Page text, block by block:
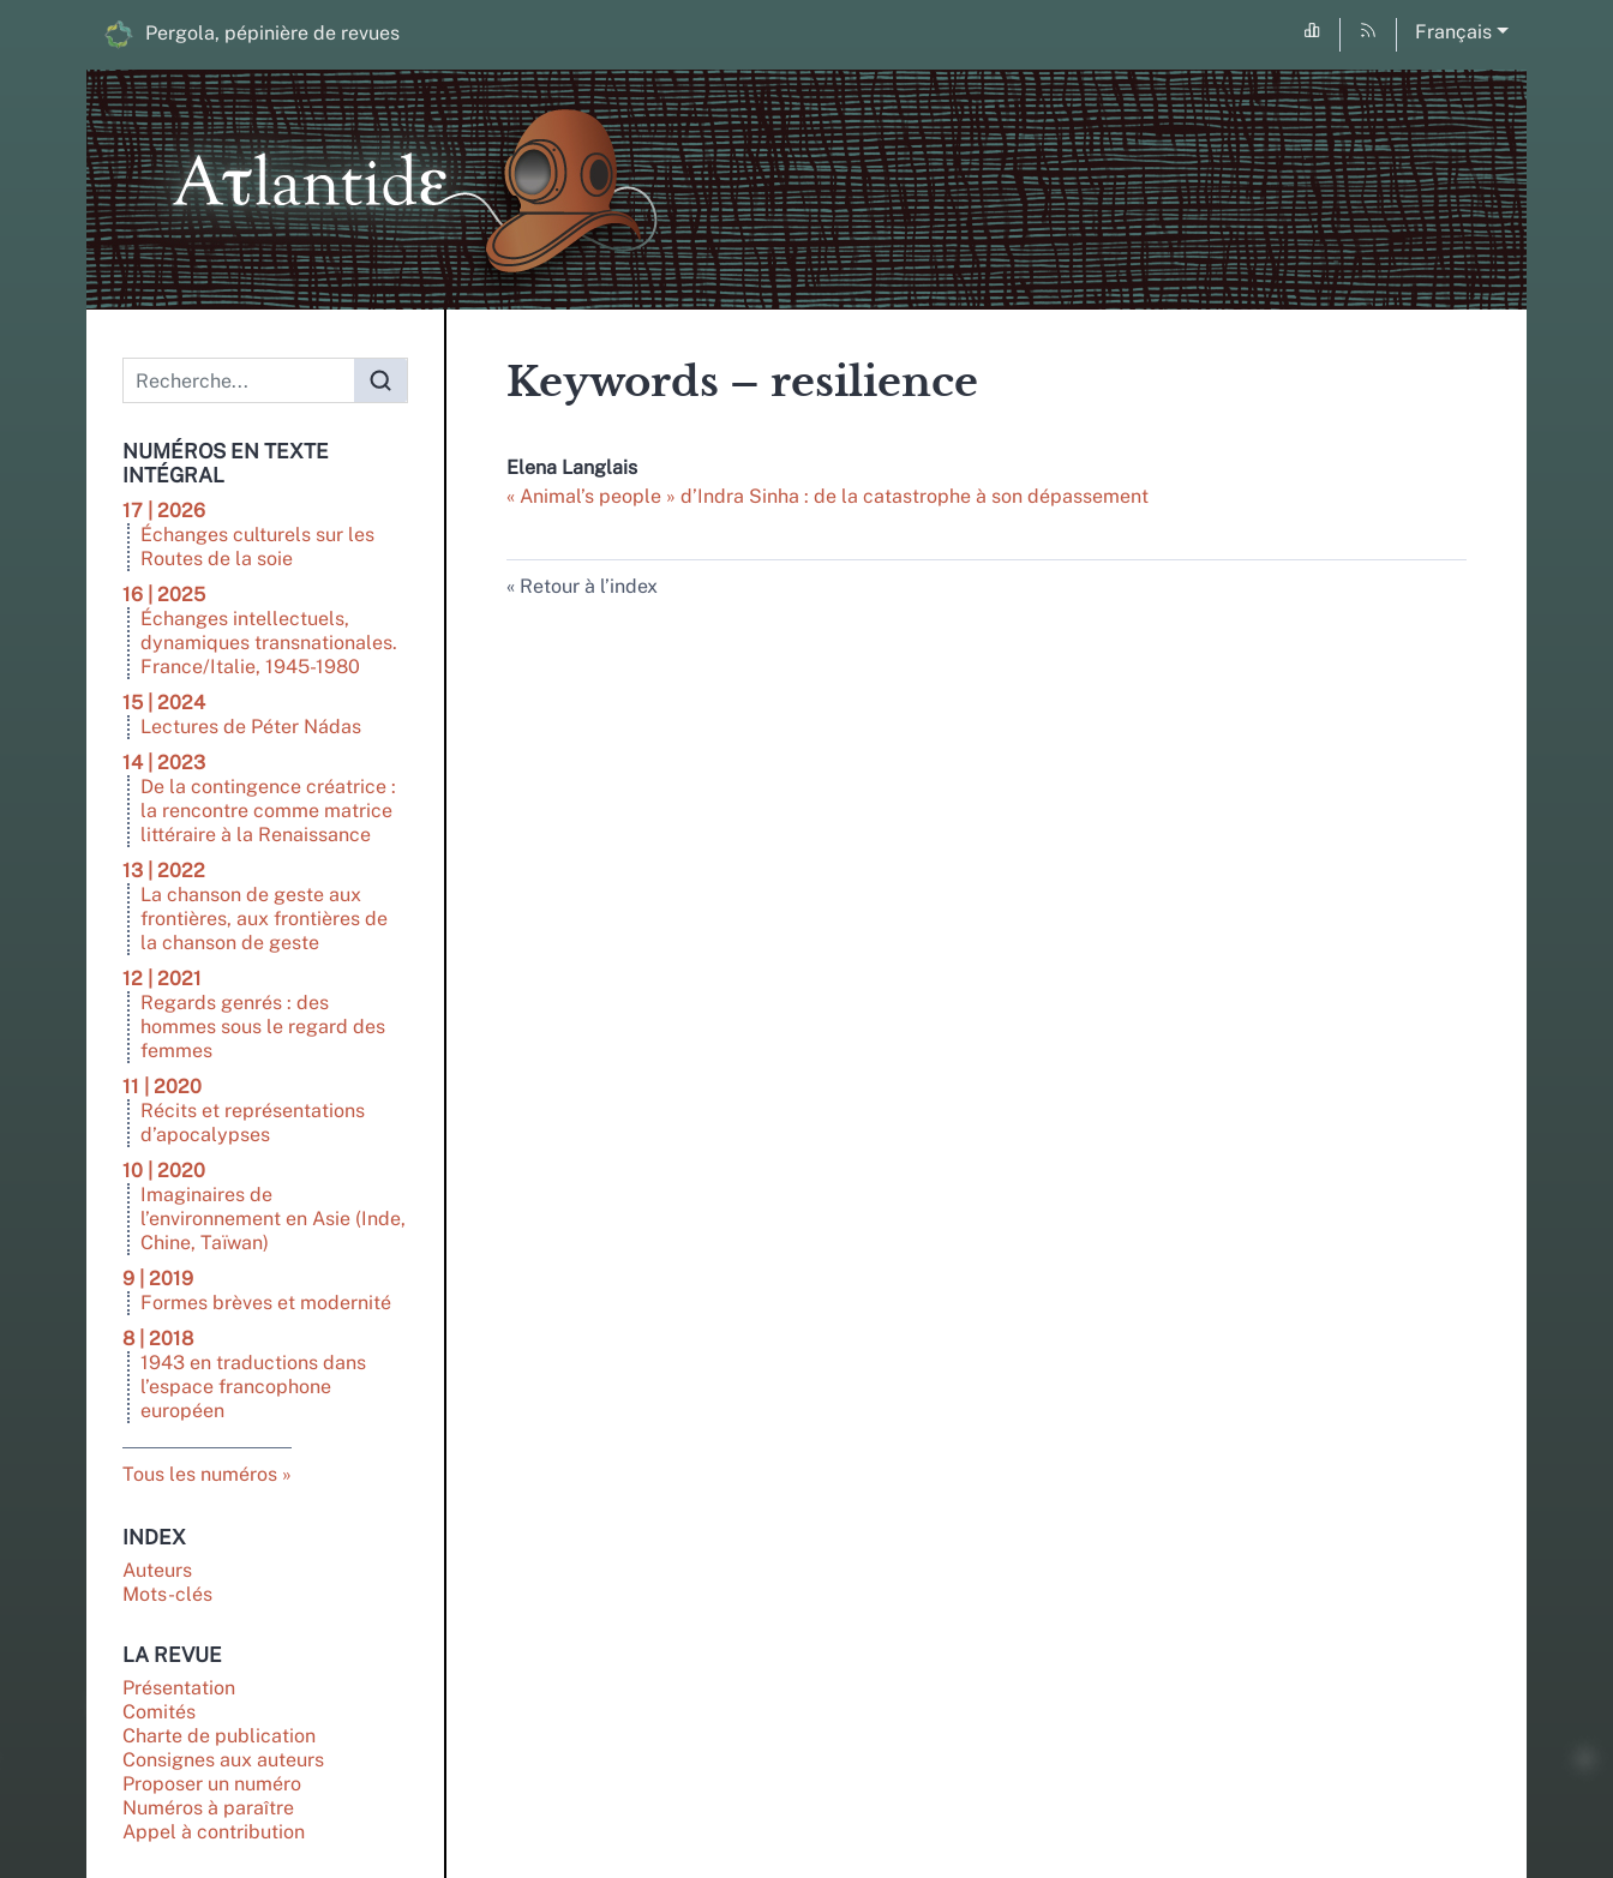
Pergola, pépinière de revues Français
Menu principal
NUMÉROS EN TEXTE
INTÉGRAL
17 | 2026
Échanges culturels sur les
Routes de la soie
16 | 2025
Échanges intellectuels,
dynamiques transnationales.
France/Italie, 1945-1980
15 | 2024
Lectures de Péter Nádas
14 | 2023
De la contingence créatrice :
la rencontre comme matrice
littéraire à la Renaissance
13 | 2022
La chanson de geste aux
frontières, aux frontières de
la chanson de geste
12 | 2021
Regards genrés : des
hommes sous le regard des
femmes
11 | 2020
Récits et représentations
d’apocalypses
10 | 2020
Imaginaires de
l’environnement en Asie (Inde,
Chine, Taïwan)
9 | 2019
Formes brèves et modernité
8 | 2018
1943 en traductions dans
l’espace francophone
européen
Tous les numéros
INDEX
Auteurs
Mots-clés
LA REVUE
Présentation
Comités
Charte de publication
Consignes aux auteurs
Proposer un numéro
Numéros à paraître
Appel à contribution
Keywords – resilience
Elena Langlais
« Animal’s people » d’Indra Sinha : de la catastrophe à son dépassement
Retour à l’index